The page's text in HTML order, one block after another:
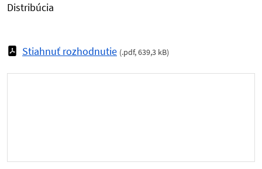
Distribúcia
Stiahnuť rozhodnutie (.pdf,639,3 kB)